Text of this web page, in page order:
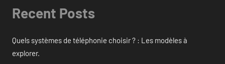
Recent Posts
Quels systèmes de téléphonie choisir ? : Les modèles à
explorer.